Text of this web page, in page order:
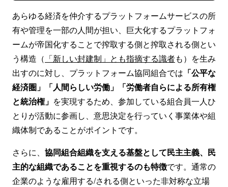
あらゆる経済を仲介するプラットフォームサービスの所
有や管理を一部の人間が担い、巨大化するプラットフォ
ームが帝国化することで搾取する側と搾取される側とい
う構造（ 「新しい封建制」とも指摘する識者も）を生み
出すのに対し、プラットフォーム協同組合では 「公平な
経済圏」「人間らしい労働」「労働者自らによる所有権
と統治権」 を実現するため、参加している組合員一人ひ
とりが活動に参画し、意思決定を行っていく事業体や組
織体制であることがポイントです。
さらに、 協同組合組織を支える基盤として民主主義、民
主的な組織であることを重視するのも特徴です。通常の
企業のような雇用する/される側といった非対称な立場